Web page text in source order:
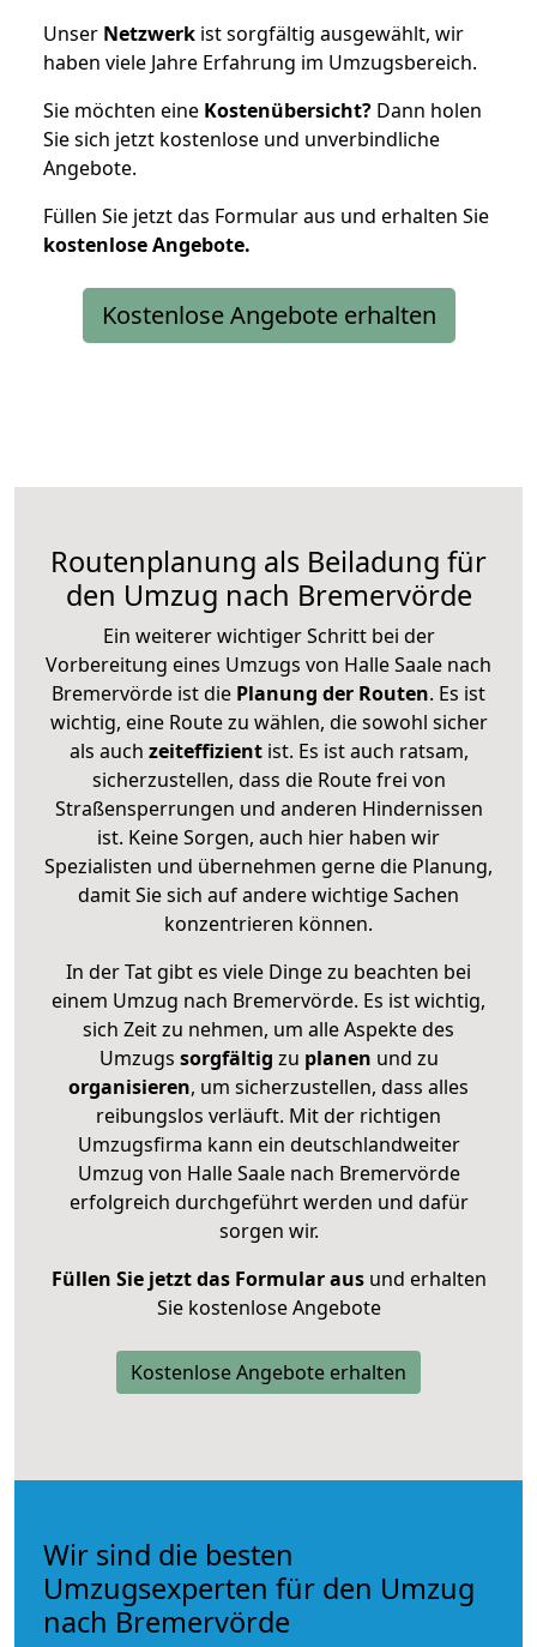
Unser Netzwerk ist sorgfältig ausgewählt, wir
haben viele Jahre Erfahrung im Umzugsbereich.
Sie möchten eine Kostenübersicht? Dann holen
Sie sich jetzt kostenlose und unverbindliche
Angebote.
Füllen Sie jetzt das Formular aus und erhalten Sie
kostenloseAngebote.
Kostenlose Angebote erhalten
Routenplanung als Beiladung für
den Umzug nach Bremervörde
Ein weiterer wichtiger Schritt bei der
Vorbereitung eines Umzugs von Halle Saale nach
Bremervörde ist die Planung der Routen. Es ist
wichtig, eine Route zu wählen, die sowohl sicher
als auch zeiteffizientist. Es ist auch ratsam,
sicherzustellen, dass die Route frei von
Straßensperrungen und anderen Hindernissen
ist. Keine Sorgen, auch hier haben wir
Spezialisten und übernehmen gerne die Planung,
damit Sie sich auf andere wichtige Sachen
konzentrieren können.
In der Tat gibt es viele Dinge zu beachten bei
einem Umzug nach Bremervörde. Es ist wichtig,
sich Zeit zu nehmen, um alle Aspekte des
Umzugs sorgfältig zu planen und zu
organisieren, um sicherzustellen, dass alles
reibungslos verläuft. Mit der richtigen
Umzugsfirma kann ein deutschlandweiter
Umzug von Halle Saale nach Bremervörde
erfolgreich durchgeführt werden und dafür
sorgen wir.
Füllen Sie jetzt das Formular ausund erhalten
Sie kostenlose Angebote
Kostenlose Angebote erhalten
Wir sind die besten
Umzugsexperten für den Umzug
nach Bremervörde